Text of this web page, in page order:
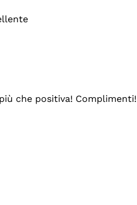
che positiva! Complimenti!